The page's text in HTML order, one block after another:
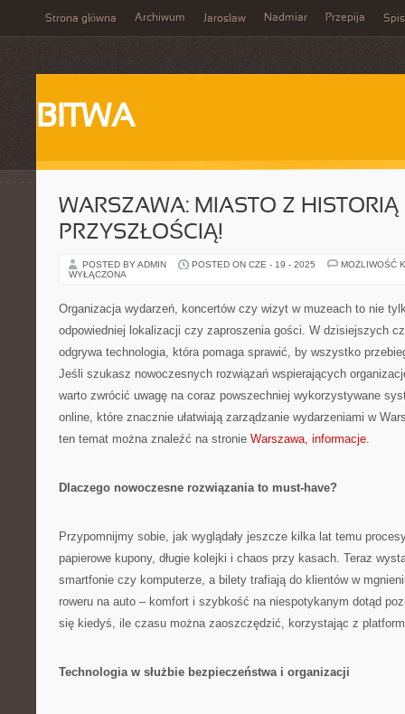
Strona główna Archiwum Jarosław Nadmiar Przepija
BITWA
WARSZAWA: MIASTO Z HISTORIĄ
PRZYSZŁOŚCIĄ!
POSTED BY ADMIN POSTED ON CZE - 19 - 2025
MOŻLIWOŚĆ
WYŁĄCZONA
Organizacja wydarzeń, koncertów czy wizyt w muzeach to nie
odpowiedniej lokalizacji czy zaproszenia gości. W dzisiejszych
odgrywa technologia, która pomaga sprawić, by wszystko
Jeśli szukasz nowoczesnych rozwiązań wspierających
warto zwrócić uwagę na coraz powszechniej wykorzystywane
online, które znacznie ułatwiają zarządzanie wydarzeniami w
ten temat można znaleźć na stronie Warszawa, informacje.
Dlaczego nowoczesne rozwiązania to must-have?
Przypomnijmy sobie, jak wyglądały jeszcze kilka lat temu
papierowe kupony, długie kolejki i chaos przy kasach. Teraz
smartfonie czy komputerze, a bilety trafiają do klientów w
roweru na auto – komfort i szybkość na niespotykanym dotąd
się kiedyś, ile czasu można zaoszczędzić, korzystając z
Technologia w służbie bezpieczeństwa i organizacji